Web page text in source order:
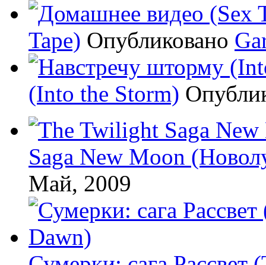
Tape) Опубликовано
(Into the Storm)
Saga New Moon
Май, 2009